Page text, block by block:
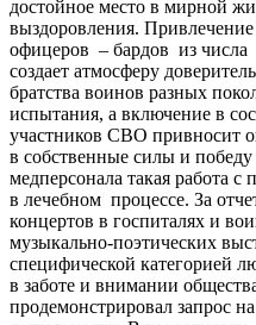
достойное место в мирной
выздоровления. Привлечение
офицеров – бардов из числа
создает атмосферу
братства воинов разных
испытания, а включение в
участников СВО привносит
в собственные силы и
медперсонала такая работа
в лечебном процессе. За
концертов в госпиталях и
музыкально-поэтических
специфической категорией
в заботе и внимании
продемонстрировал запрос